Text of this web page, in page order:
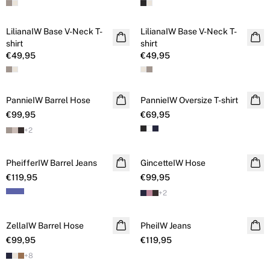
LilianaIW Base V-Neck T-
shirt
€49,95
LilianaIW Base V-Neck T-
shirt
€49,95
PannieIW Barrel Hose
€99,95
+2
PannieIW Oversize T-shirt
€69,95
PheifferIW Barrel Jeans
€119,95
GincetteIW Hose
€99,95
+2
ZellaIW Barrel Hose
€99,95
+8
PheiIW Jeans
€119,95